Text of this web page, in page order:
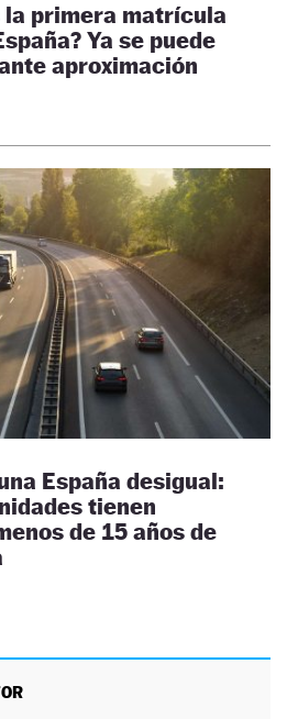
la primera matrícula
Ya se puede
aproximación
España desigual:
tienen
de 15 años de